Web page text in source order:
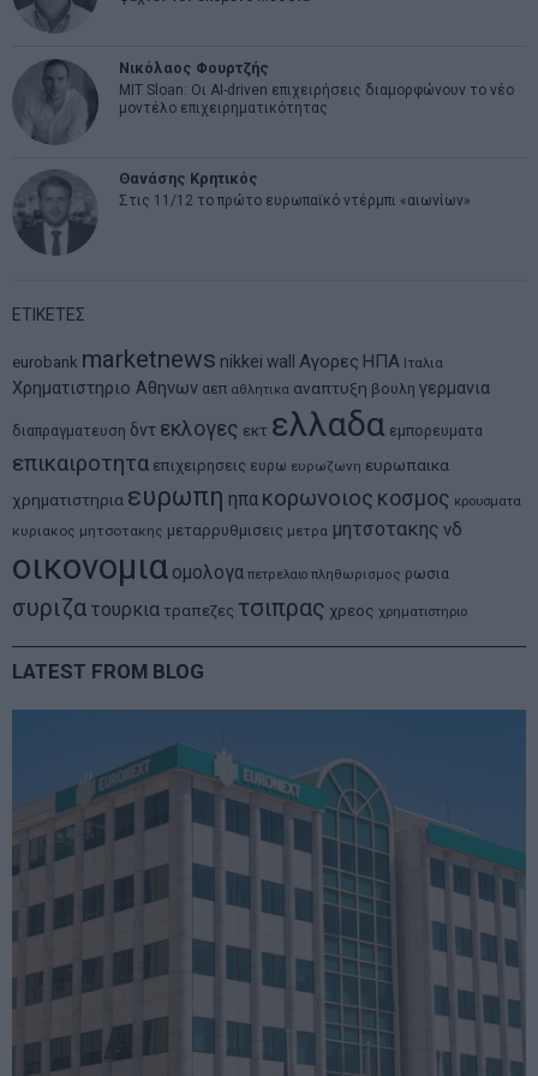
Νικόλαος Φουρτζής
MIT Sloan: Οι AI-driven επιχειρήσεις διαμορφώνουν το νέο
μοντέλο επιχειρηματικότητας
Θανάσης Κρητικός
Στις 11/12 το πρώτο ευρωπαϊκό ντέρμπι «αιωνίων»
ΕΤΙΚΕΤΕΣ
eurobank marketnews nikkei wall Αγορες ΗΠΑ Ιταλια
Χρηματιστηριο Αθηνων αεπ αθλητικα αναπτυξη βουλη γερμανια
διαπραγματευση δντ εκλογες εκτ ελλαδα εμπορευματα
επικαιροτητα επιχειρησεις ευρω ευρωζωνη ευρωπαικα
χρηματιστηρια ευρωπη ηπα κορωνοιος κοσμος κρουσματα
κυριακος μητσοτακης μεταρρυθμισεις μετρα μητσοτακης νδ
οικονομια ομολογα πετρελαιο πληθωρισμος ρωσια
συριζα τουρκια τραπεζες τσιπρας χρεος χρηματιστηριο
LATEST FROM BLOG